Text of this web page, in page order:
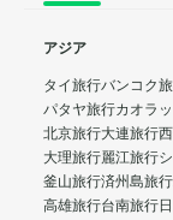
アジア
タイ旅行バンコク
パタヤ旅行カオラ
北京旅行大連旅行
大理旅行麗江旅行
釜山旅行済州島旅行
高雄旅行台南旅行